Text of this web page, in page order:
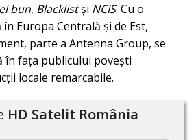
bun, Blacklistși NCIS. Cu o
Europa Centrală și de Est,
parte a Antenna Group, se
în fața publicului povești
locale remarcabile.
HD Satelit România